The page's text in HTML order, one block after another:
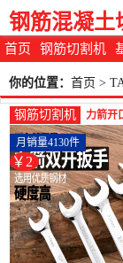
首页 钢筋切割机
钢筋混凝土
你的位置： 首页 >
钢筋切割机
力箭开
呆扳手
12-钢筋
工具旗
￥2
月销量4130件